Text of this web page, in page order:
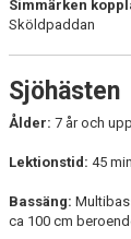
Simmärken
Sköldpaddan
Sjöhästen
Ålder: 7 år och
Lektionstid: 45
Bassäng:
ca 100 cm